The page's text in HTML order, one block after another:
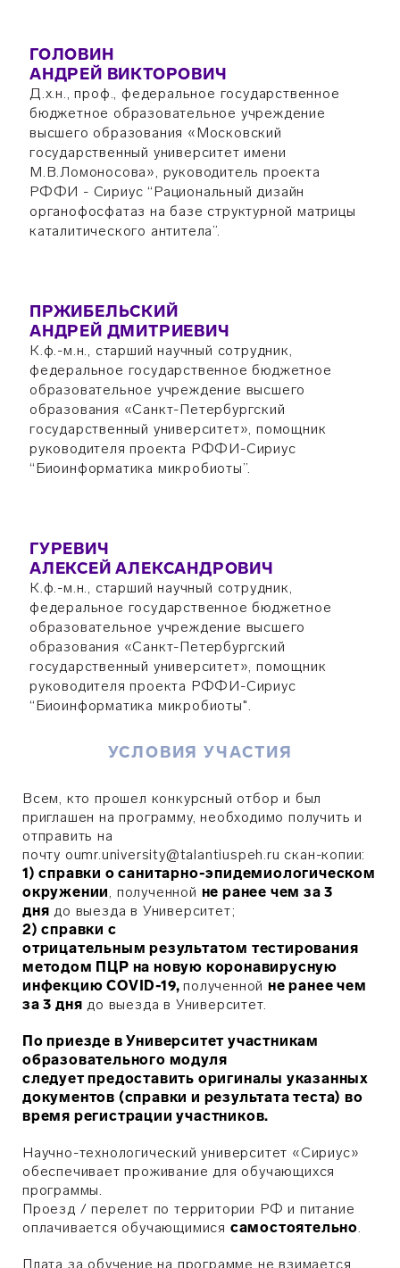
ГОЛОВИН
АНДРЕЙ ВИКТОРОВИЧ
Д.х.н., проф., федеральное государственное
бюджетное образовательное учреждение
высшего образования «Московский
государственный университет имени
М.В.Ломоносова», руководитель проекта
РФФИ - Сириус “Рациональный дизайн
органофосфатаз на базе структурной матрицы
каталитического антитела”.
ПРЖИБЕЛЬСКИЙ
АНДРЕЙ ДМИТРИЕВИЧ
К.ф.-м.н., старший научный сотрудник,
федеральное государственное бюджетное
образовательное учреждение высшего
образования «Санкт-Петербургский
государственный университет», помощник
руководителя проекта РФФИ-Сириус
“Биоинформатика микробиоты”.
ГУРЕВИЧ
АЛЕКСЕЙ АЛЕКСАНДРОВИЧ
К.ф.-м.н., старший научный сотрудник,
федеральное государственное бюджетное
образовательное учреждение высшего
образования «Санкт-Петербургский
государственный университет», помощник
руководителя проекта РФФИ-Сириус
“Биоинформатика микробиоты".
УСЛОВИЯ УЧАСТИЯ
Всем, кто прошел конкурсный отбор и был
приглашен на программу, необходимо получить и
отправить на
почту oumr.university@talantiuspeh.ru скан-копии:
1)справки о санитарно-эпидемиологическом
окружении, полученной не ранее чем за 3
дня до выезда в Университет;
2) справки с
отрицательным результатом тестирования
методом ПЦР на новую коронавирусную
инфекцию COVID-19,полученнойне ранее чем
за 3 дня до выезда в Университет.
По приезде в Университет участникам
образовательного модуля
следует предоставить оригиналы указанных
документов (справки и результата теста) во
время регистрации участников.
Научно-технологический университет «Сириус»
обеспечивает проживание для обучающихся
программы.
Проезд / перелет по территории РФ и питание
оплачивается обучающимися самостоятельно.
Плата за обучение на программе не взимается.